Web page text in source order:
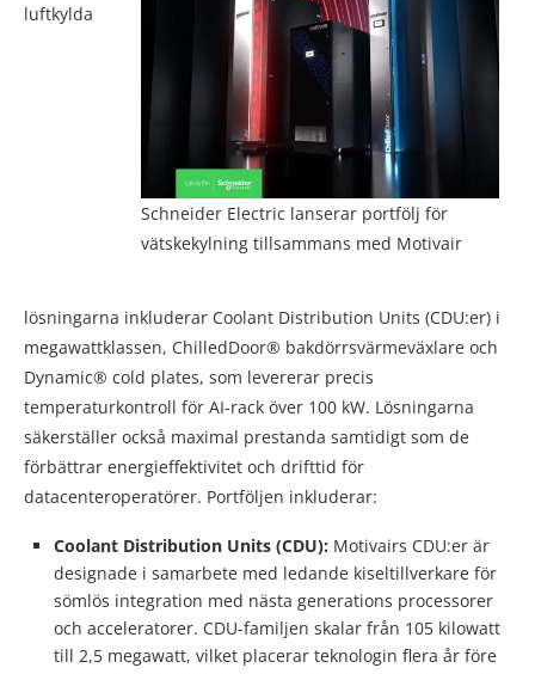
Schneider Electric lanserar portfölj för
vätskekylning tillsammans med Motivair
luftkylda
lösningarna inkluderar Coolant Distribution Units (CDU:er) i
megawattklassen, ChilledDoor® bakdörrsvärmeväxlare och
Dynamic® cold plates, som levererar precis
temperaturkontroll för AI-rack över 100 kW. Lösningarna
säkerställer också maximal prestanda samtidigt som de
förbättrar energieffektivitet och drifttid för
datacenteroperatörer. Portföljen inkluderar:
Coolant Distribution Units (CDU): Motivairs CDU:er är
designade i samarbete med ledande kisel­tillverkare för
sömlös integration med nästa generations processorer
och acceleratorer. CDU-familjen skalar från 105 kilowatt
till 2,5 megawatt, vilket placerar teknologin flera år före